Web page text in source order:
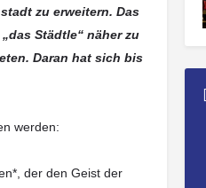
zu erweitern. Das
Städtle“ näher zu
Daran hat sich bis
werden:
der den Geist der